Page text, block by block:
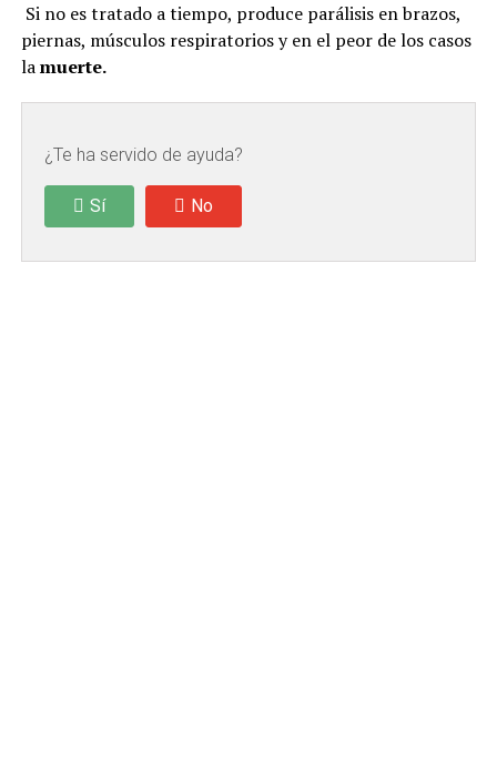
Si no es tratado a tiempo, produce parálisis en brazos,
piernas, músculos respiratorios y en el peor de los casos
lamuerte.
¿Te ha servido de ayuda?
Sí No